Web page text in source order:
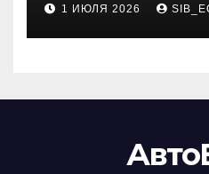
1 ИЮЛЯ 2026